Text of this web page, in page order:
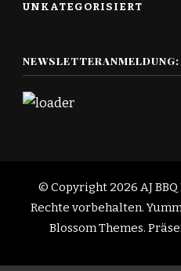
UNKATEGORISIERT
NEWSLETTERANMELDUNG:
© Copyright 2026 AJ
Rechte vorbehalten.
Blossom Themes.